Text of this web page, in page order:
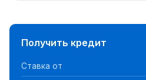
Получить кредит
Ставка от